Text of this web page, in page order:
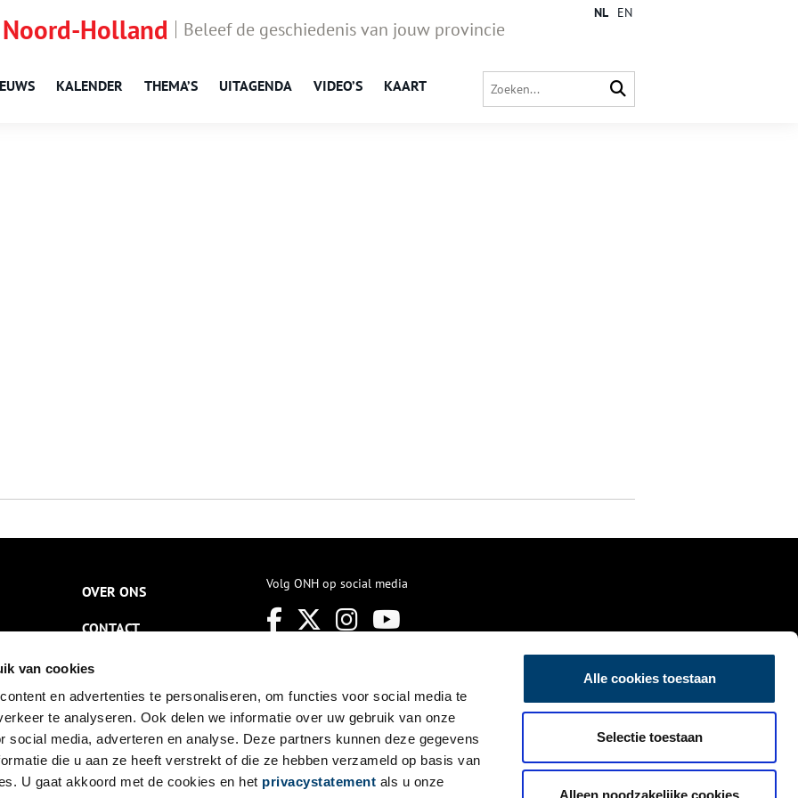
van cookies
en advertenties te personaliseren, om functies voor social media te
te analyseren. Ook delen we informatie over uw gebruik van onze
social media, adverteren en analyse. Deze partners kunnen deze gegevens
die u aan ze heeft verstrekt of die ze hebben verzameld op basis van
U gaat akkoord met de cookies en het privacystatement als u onze
Alle cookies toestaan
Selectie toestaan
Alleen noodzakelijke cookies
Holland Beleef de geschiedenis van jouw provincie
KALENDER THEMA’S UITAGENDA VIDEO’S KAART
NL EN
OVER ONS
CONTACT
NIEUWSBRIEF
DISCLAIMER
PRIVACY
TOEGANKELIJKHEID
Volg ONH op social media